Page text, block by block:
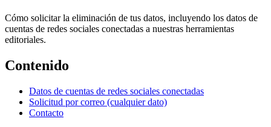
Cómo solicitar la eliminación de tus datos, incluyendo los datos de
cuentas de redes sociales conectadas a nuestras herramientas
editoriales.
Contenido
Datos de cuentas de redes sociales conectadas
Solicitud por correo (cualquier dato)
Contacto